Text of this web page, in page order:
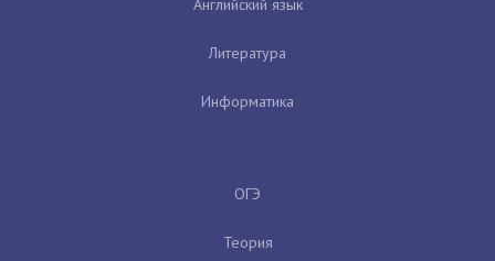
Английский язык
Литература
Информатика
ОГЭ
Теория